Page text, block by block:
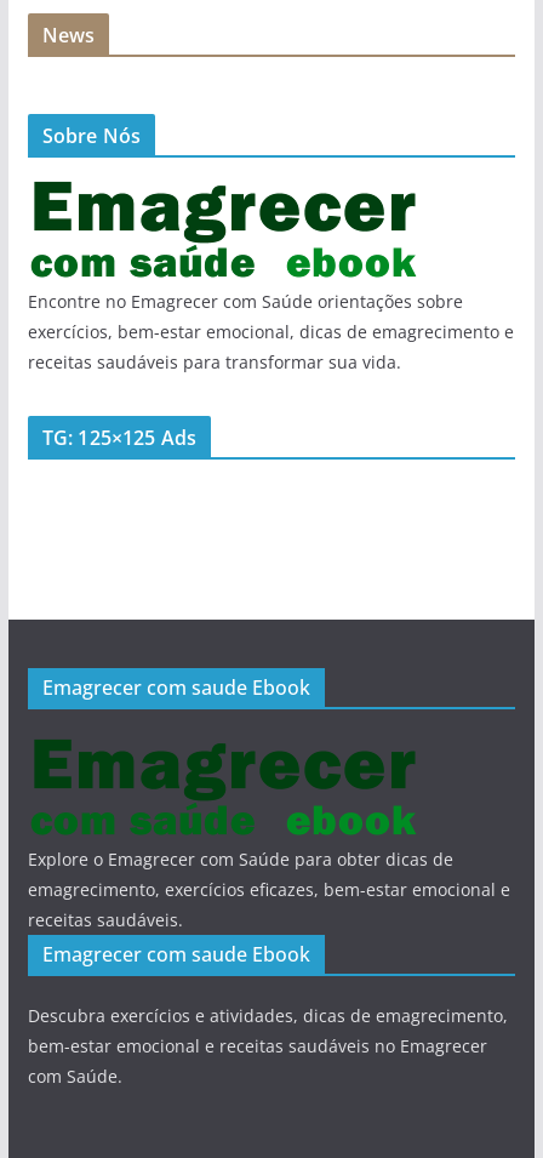
News
Sobre Nós
Encontre no Emagrecer com Saúde orientações sobre
exercícios, bem-estar emocional, dicas de emagrecimento e
receitas saudáveis para transformar sua vida.
TG: 125×125 Ads
Emagrecer com saude Ebook
Explore o Emagrecer com Saúde para obter dicas de
emagrecimento, exercícios eficazes, bem-estar emocional e
receitas saudáveis.
Emagrecer com saude Ebook
Descubra exercícios e atividades, dicas de emagrecimento,
bem-estar emocional e receitas saudáveis no Emagrecer
com Saúde.